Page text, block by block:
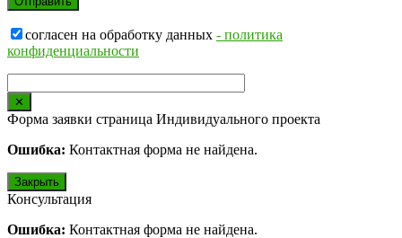
согласен на обработку данных - политика
конфиденциальности
✕
Форма заявки страница Индивидуального проекта
Ошибка: Контактная форма не найдена.
Закрыть
Консультация
Ошибка: Контактная форма не найдена.